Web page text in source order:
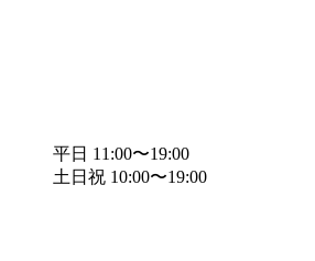
平日 11:00〜19:00
土日祝 10:00〜19:00